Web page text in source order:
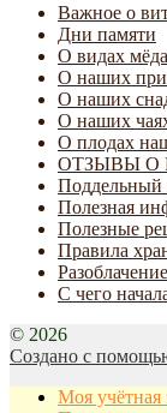
Важное о
Дни памяти
О видах мёда
О наших
О наших
О наших
О плодах
ОТЗЫВЫ О
Поддельный
Полезная
Полезные
Правила
С чего
© 2026
Создано с
Моя учётная